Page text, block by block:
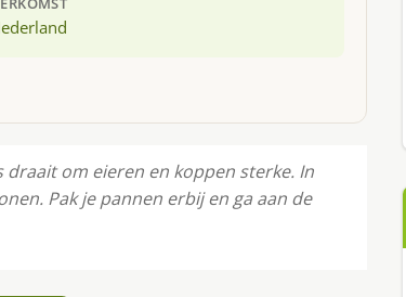
om eieren en koppen sterke. In
Pak je pannen erbij en ga aan de